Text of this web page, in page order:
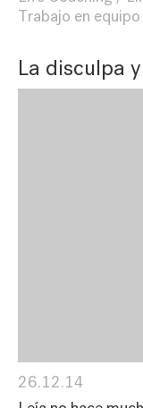
Trabajo en equipo
La disculpa
26.12.14